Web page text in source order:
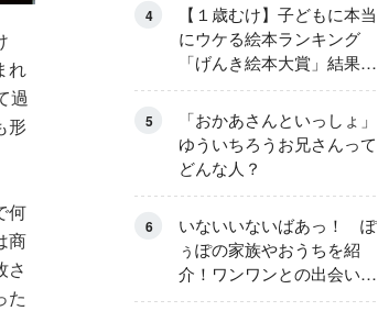
れ
過
形
何
商
さ
た
4
【１歳むけ】子どもに本当
にウケる絵本ランキング
「げんき絵本大賞」結果発
表
5
「おかあさんといっしょ」
ゆういちろうお兄さんって
どんな人？
6
いないいないばあっ！ ぽ
ぅぽの家族やおうちを紹
介！ワンワンとの出会いの
瞬間も